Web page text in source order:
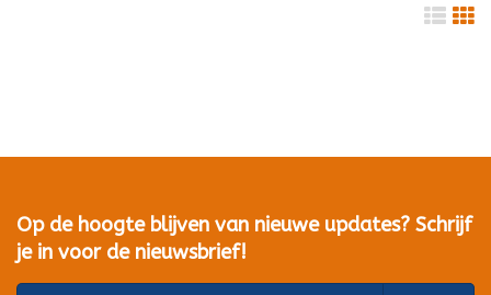
Op de hoogte blijven van nieuwe updates? Schrijf
je in voor de nieuwsbrief!